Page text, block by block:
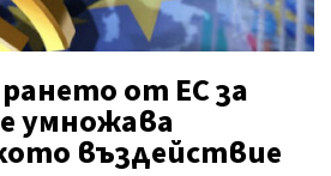
от ЕС за
умножава
въздействие